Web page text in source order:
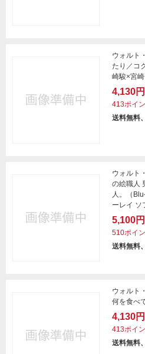
ウォルト
たり／コ
崎駿×宮崎
4,130円
413ポイ
送料無料
ウォルト
の絵職人
人。（
ーレイ ソ
5,100円
510ポイ
送料無料
ウォルト
何を食べ
4,130円
413ポイ
送料無料